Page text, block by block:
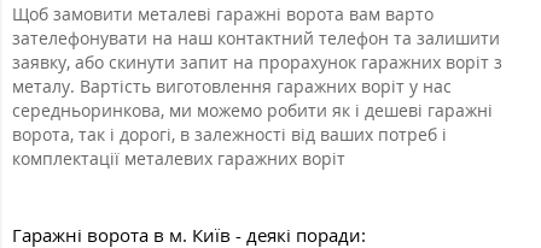
Щоб замовити металеві гаражні ворота вам варто
зателефонувати на наш контактний телефон та залишити
заявку, або скинути запит на прорахунок гаражних воріт з
металу. Вартість виготовлення гаражних воріт у нас
середньоринкова, ми можемо робити як і дешеві гаражні
ворота, так і дорогі, в залежності від ваших потреб і
комплектації металевих гаражних воріт
Гаражні ворота в м. Київ - деякі поради: